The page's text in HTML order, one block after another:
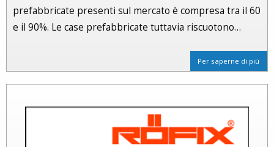
prefabbricate presenti sul mercato è compresa tra il 60
e il 90%. Le case prefabbricate tuttavia riscuotono…
Per saperne di più